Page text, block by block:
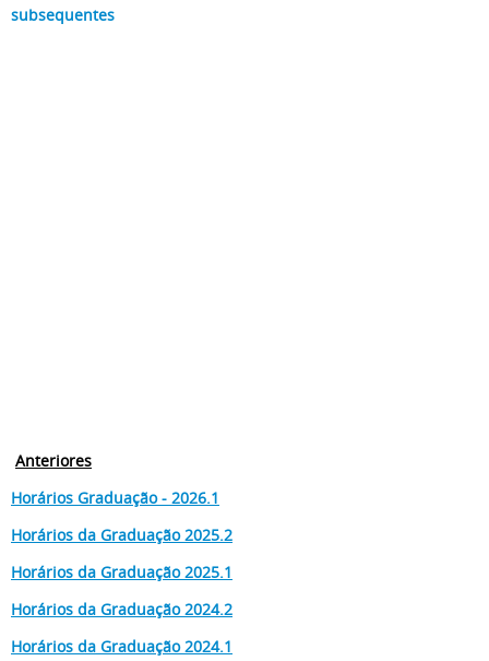
subsequentes
Anteriores
Horários Graduação - 2026.1
Horários da Graduação 2025.2
Horários da Graduação 2025.1
Horários da Graduação 2024.2
Horários da Graduação 2024.1